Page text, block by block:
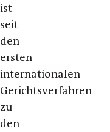
ist
seit
den
ersten
internationalen
Gerichtsverfahren
zu
den